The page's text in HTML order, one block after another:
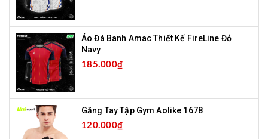
Áo Đá Banh Amac Thiết Kế FireLine Đỏ
Navy
185.000₫
Găng Tay Tập Gym Aolike 1678
120.000₫